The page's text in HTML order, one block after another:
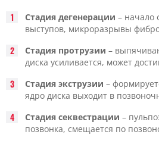
Стадия дегенерации – начало
выступов, микроразрывы
Стадия протрузии –
диска усиливается, может
Стадия экструзии –
ядро диска выходит в
Стадия секвестрации –
позвонка, смещается по